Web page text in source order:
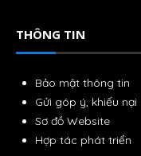
THÔNG TIN
Bảo mật thông tin
Gửi góp ý, khiếu nại
Sơ đồ Website
Hợp tác phát triển